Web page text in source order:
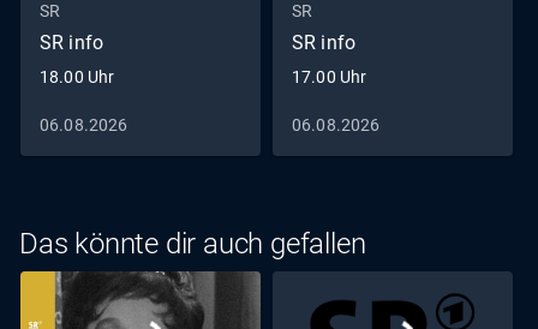
SR
SR info
18.00 Uhr
06.08.2026
SR
SR info
17.00 Uhr
06.08.2026
Das könnte dir auch gefallen